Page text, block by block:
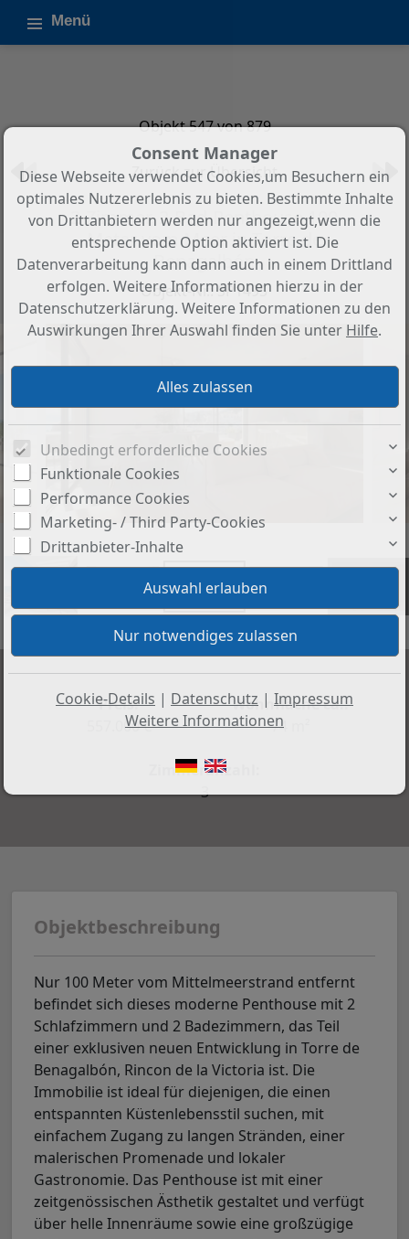
Menü
Objekt 547 von 879
Zurück zur Übersicht
2-Zimmer, 2-Bad-Penthouse 100
Meter vom Meer in Torre de
Benagalbón
Objekt-Nr.: SP1495
Preis:
557.000 €
Wohnfläche ca.:
74 m²
Zimmeranzahl:
3
Objektbeschreibung
Nur 100 Meter vom Mittelmeerstrand entfernt
befindet sich dieses moderne Penthouse mit 2
Schlafzimmern und 2 Badezimmern, das Teil
einer exklusiven neuen Entwicklung in Torre de
Benagalbón, Rincon de la Victoria ist. Die
Immobilie ist ideal für diejenigen, die einen
entspannten Küstenlebensstil suchen, mit
einfachem Zugang zu langen Stränden, einer
malerischen Promenade und lokaler
Gastronomie. Das Penthouse ist mit einer
zeitgenössischen Ästhetik gestaltet und verfügt
über helle Innenräume sowie eine großzügige
Consent Manager
Diese Webseite verwendet Cookies,um Besuchern ein
optimales Nutzererlebnis zu bieten. Bestimmte Inhalte
von Drittanbietern werden nur angezeigt,wenn die
entsprechende Option aktiviert ist. Die
Datenverarbeitung kann dann auch in einem Drittland
erfolgen. Weitere Informationen hierzu in der
Datenschutzerklärung. Weitere Informationen zu den
Auswirkungen Ihrer Auswahl finden Sie unter Hilfe.
Unbedingt erforderliche Cookies
Funktionale Cookies
Performance Cookies
Marketing- / Third Party-Cookies
Drittanbieter-Inhalte
Cookie-Details | Datenschutz | Impressum
Weitere Informationen